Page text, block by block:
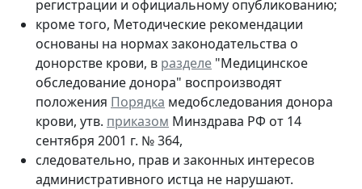
регистрации и официальному опубликованию;
кроме того, Методические рекомендации
основаны на нормах законодательства о
донорстве крови, в разделе "Медицинское
обследование донора" воспроизводят
положения Порядка медобследования донора
крови, утв. приказом Минздрава РФ от 14
сентября 2001 г. № 364,
следовательно, прав и законных интересов
административного истца не нарушают.